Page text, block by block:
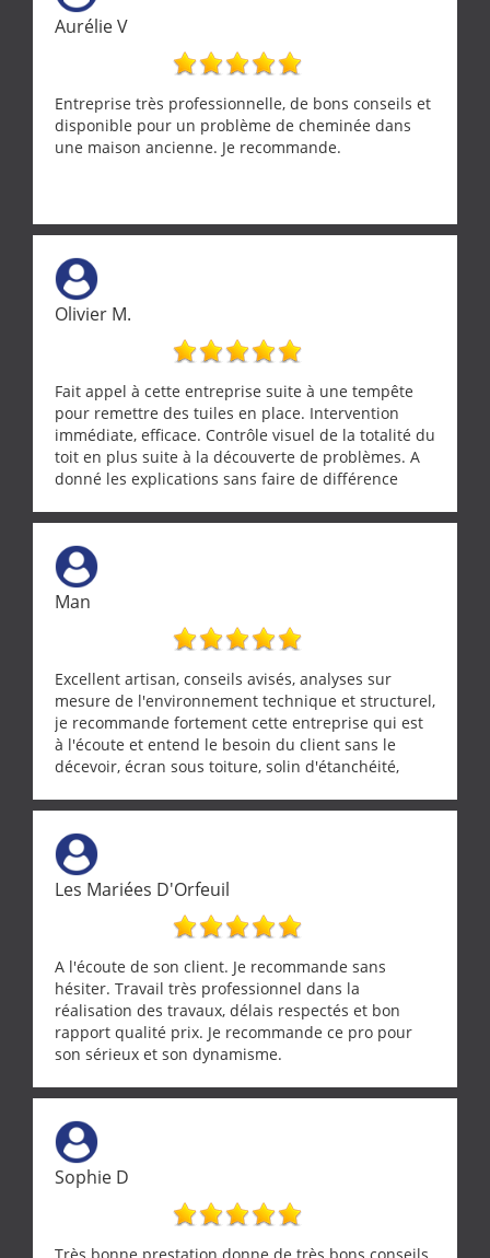
Aurélie V
Entreprise très professionnelle, de bons conseils et
disponible pour un problème de cheminée dans
une maison ancienne. Je recommande.
Olivier M.
Fait appel à cette entreprise suite à une tempête
pour remettre des tuiles en place. Intervention
immédiate, efficace. Contrôle visuel de la totalité du
toit en plus suite à la découverte de problèmes. A
donné les explications sans faire de différence
Man
Excellent artisan, conseils avisés, analyses sur
mesure de l'environnement technique et structurel,
je recommande fortement cette entreprise qui est
à l'écoute et entend le besoin du client sans le
décevoir, écran sous toiture, solin d'étanchéité,
récupérateur d'eau, tout a été parfaitement mis en
œuvre sans besoin d'y revenir. confiance assurée.
Les Mariées D'Orfeuil
A l'écoute de son client. Je recommande sans
hésiter. Travail très professionnel dans la
réalisation des travaux, délais respectés et bon
rapport qualité prix. Je recommande ce pro pour
son sérieux et son dynamisme.
Sophie D
Très bonne prestation donne de très bons conseils